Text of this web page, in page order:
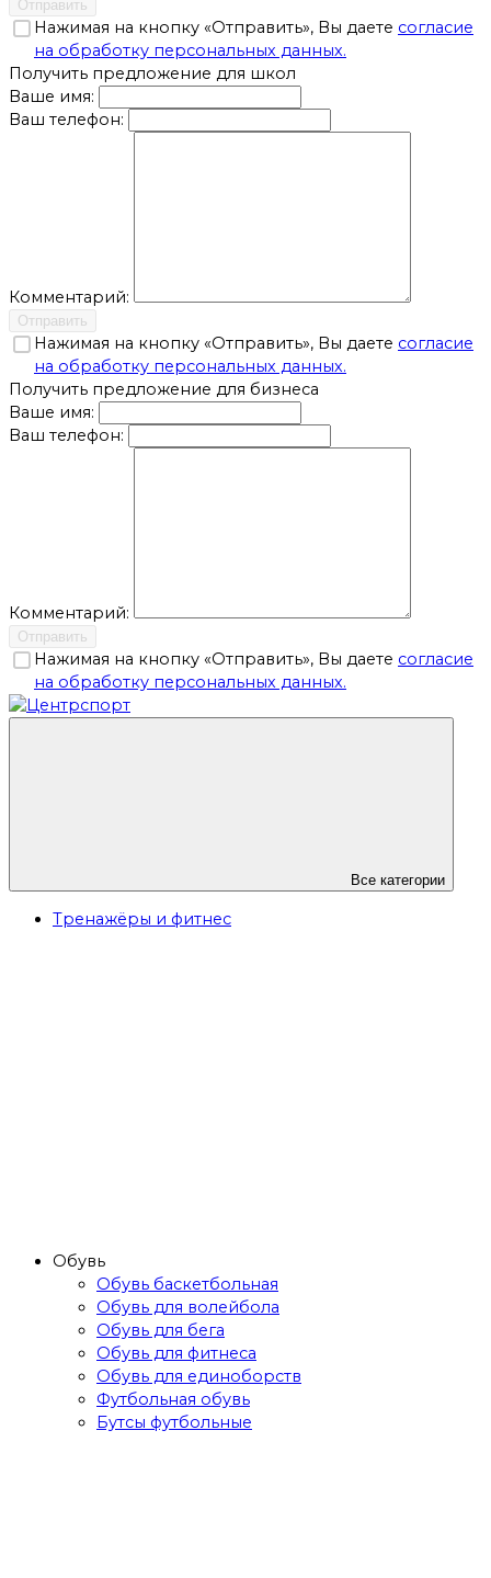
Отправить
Нажимая на кнопку «Отправить», Вы даете согласие
на обработку персональных данных.
Получить предложение для школ
Ваше имя:
Ваш телефон:
Комментарий:
Отправить
Нажимая на кнопку «Отправить», Вы даете согласие
на обработку персональных данных.
Получить предложение для бизнеса
Ваше имя:
Ваш телефон:
Комментарий:
Отправить
Нажимая на кнопку «Отправить», Вы даете согласие
на обработку персональных данных.
Все категории
Тренажёры и фитнес
Обувь
Обувь баскетбольная
Обувь для волейбола
Обувь для бега
Обувь для фитнеса
Обувь для единоборств
Футбольная обувь
Бутсы футбольные